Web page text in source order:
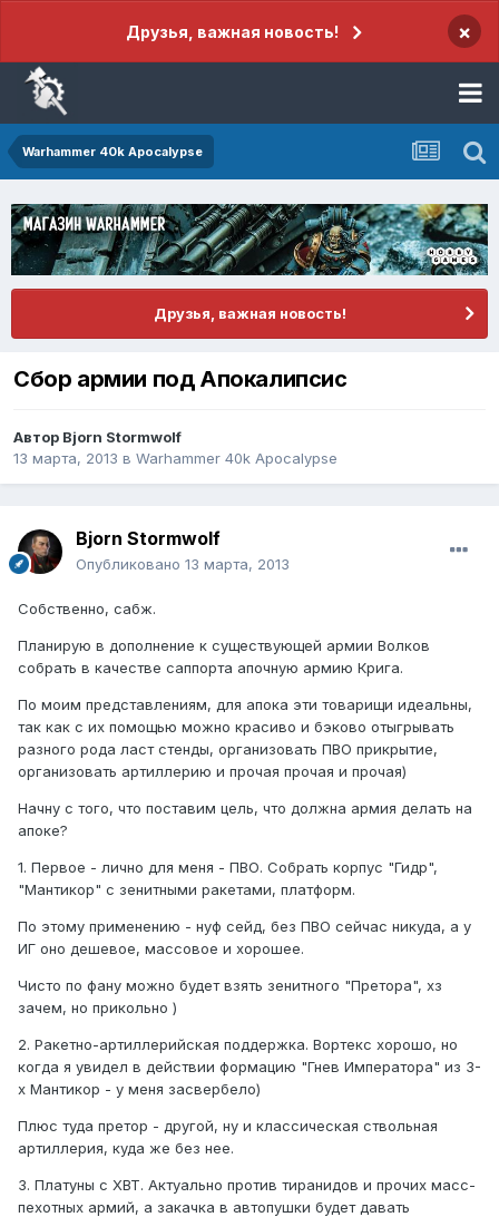
Друзья, важная новость! ×
Warhammer 40k Apocalypse
Друзья, важная новость!
Сбор армии под Апокалипсис
Автор Bjorn Stormwolf
13 марта, 2013 в Warhammer 40k Apocalypse
Bjorn Stormwolf
Опубликовано 13 марта, 2013
Собственно, сабж.
Планирую в дополнение к существующей армии Волков
собрать в качестве саппорта апочную армию Крига.
По моим представлениям, для апока эти товарищи идеальны,
так как с их помощью можно красиво и бэково отыгрывать
разного рода ласт стенды, организовать ПВО прикрытие,
организовать артиллерию и прочая прочая и прочая)
Начну с того, что поставим цель, что должна армия делать на
апоке?
1. Первое - лично для меня - ПВО. Собрать корпус "Гидр",
"Мантикор" с зенитными ракетами, платформ.
По этому применению - нуф сейд, без ПВО сейчас никуда, а у
ИГ оно дешевое, массовое и хорошее.
Чисто по фану можно будет взять зенитного "Претора", хз
зачем, но прикольно )
2. Ракетно-артиллерийская поддержка. Вортекс хорошо, но
когда я увидел в действии формацию "Гнев Императора" из 3-
х Мантикор - у меня засвербело)
Плюс туда претор - другой, ну и классическая ствольная
артиллерия, куда же без нее.
3. Платуны с ХВТ. Актуально против тиранидов и прочих масс-
пехотных армий, а закачка в автопушки будет давать